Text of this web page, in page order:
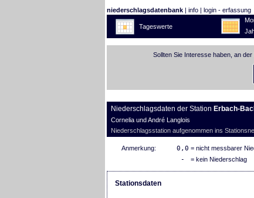
niederschlagsdatenbank| info| login - erfassung
Tageswerte
Sollten Sie Interesse haben, an
Niederschlagsdaten der Station Erbach-
Cornelia und André Langlois
Niederschlagsstation aufgenommen ins
Anmerkung: 0,0 = nicht messbarer
- = kein Niederschlag
Stationsdaten